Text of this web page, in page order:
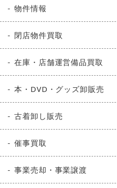
物件情報
閉店物件買取
在庫・店舗運営備品買取
本・DVD・グッズ卸販売
古着卸し販売
催事買取
事業売却・事業譲渡